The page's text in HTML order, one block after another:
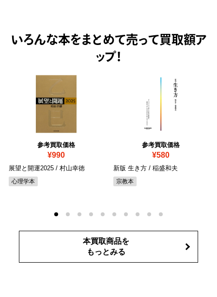
いろんな本をまとめて売って 買取額ア
ップ！
参考買取価格
¥990
展望と開運2025 / 村山幸徳
心理学本
参考買取価格
¥580
新版 生き方 / 稲盛和夫
宗教本
本買取商品を
もっとみる